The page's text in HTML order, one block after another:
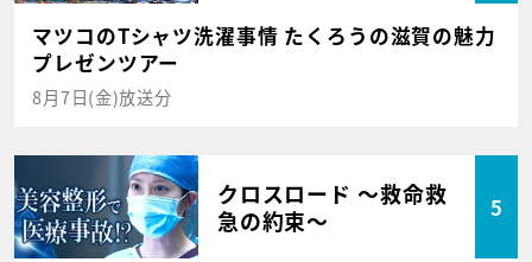
マツコのTシャツ洗濯事情 たくろうの滋賀の魅力
プレゼンツアー
8月7日(金)放送分
クロスロード ～救命救
急の約束～
5